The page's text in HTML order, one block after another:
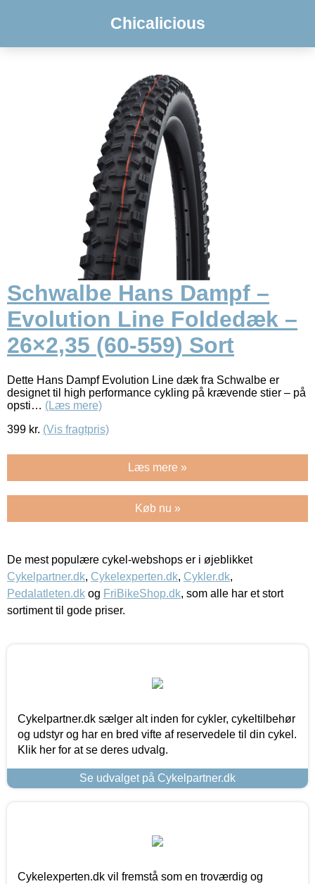
Chicalicious
Schwalbe Hans Dampf –
Evolution Line Foldedæk –
26×2,35 (60-559) Sort
Dette Hans Dampf Evolution Line dæk fra Schwalbe er
designet til high performance cykling på krævende stier – på
opsti… (Læs mere)
399 kr. (Vis fragtpris)
Læs mere »
Køb nu »
De mest populære cykel-webshops er i øjeblikket
Cykelpartner.dk, Cykelexperten.dk, Cykler.dk,
Pedalatleten.dk og FriBikeShop.dk, som alle har et stort
sortiment til gode priser.
Cykelpartner.dk sælger alt inden for cykler, cykeltilbehør
og udstyr og har en bred vifte af reservedele til din cykel.
Klik her for at se deres udvalg.
Se udvalget på Cykelpartner.dk
Cykelexperten.dk vil fremstå som en troværdig og